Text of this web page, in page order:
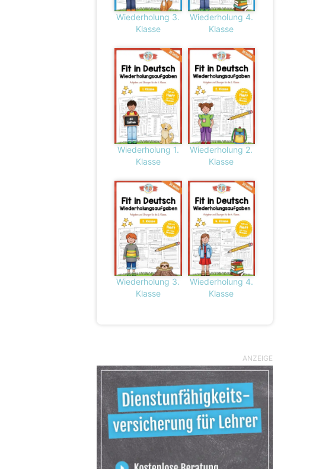
Wiederholung 3.
Klasse
Wiederholung 4.
Klasse
Wiederholung 1.
Klasse
Wiederholung 2.
Klasse
Wiederholung 3.
Klasse
Wiederholung 4.
Klasse
ANZEIGE